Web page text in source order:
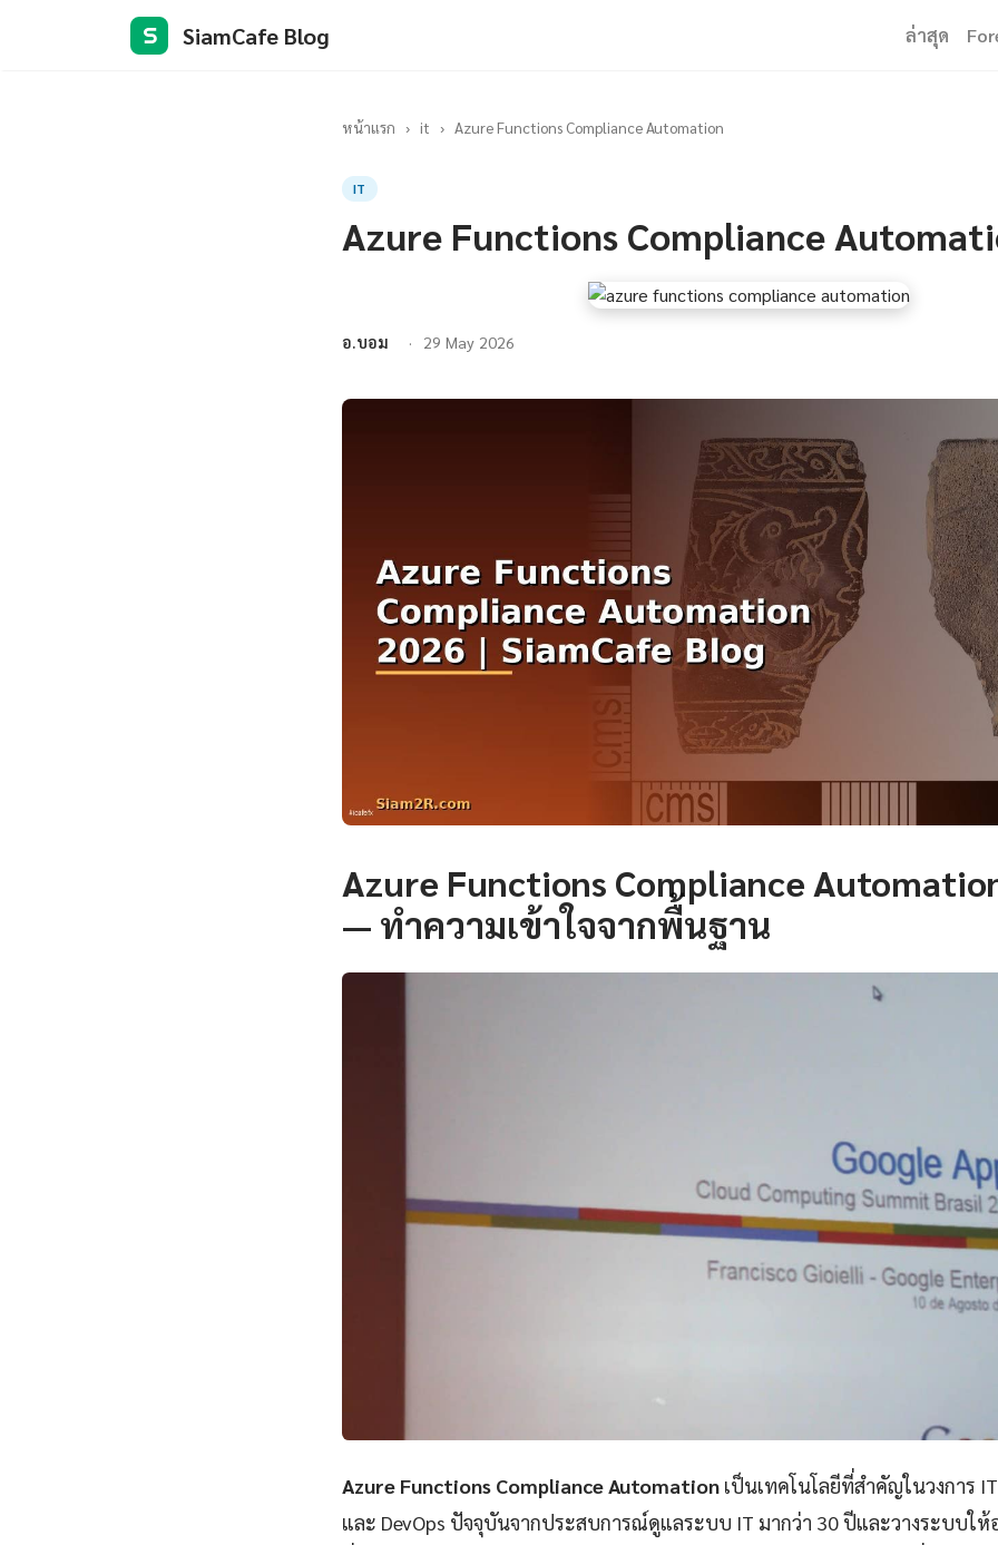
S SiamCafe Blog ล่าสุด
หน้าแรก › it › Azure Functions Compliance Automation
IT
Azure Functions Compliance
อ.บอม 29 May 2026
Azure Functions Compliance
— ทำความเข้าใจจากพื้นฐาน
Azure Functions Compliance Automation เป็นเทคโนโลยีที่สำคัญในวงการ
และ DevOps ปัจจุบันจากประสบการณ์ดูแลระบบ IT มากว่า 30 ปีและวางระบบให้